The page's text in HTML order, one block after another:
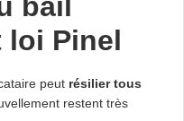
bail
loi Pinel
peut résilier tous
restent très